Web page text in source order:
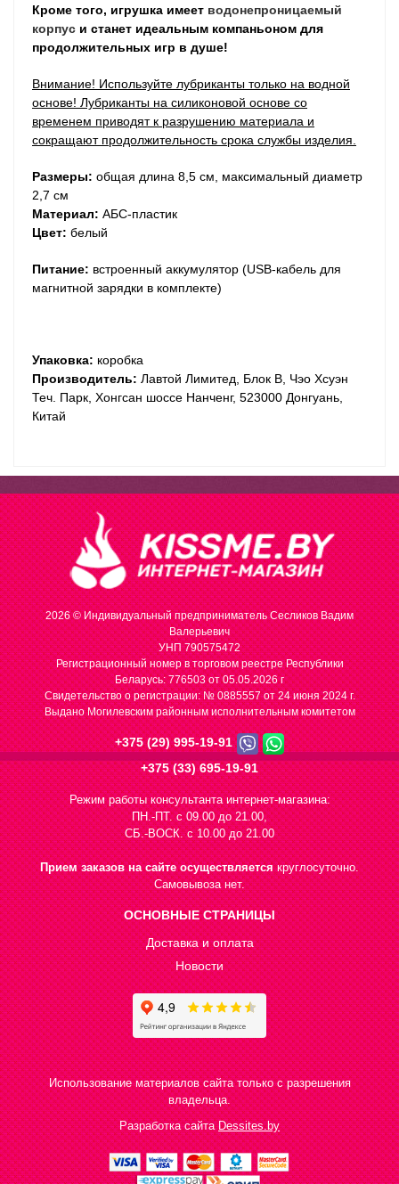
Кроме того, игрушка имеет водонепроницаемый
корпус и станет идеальным компаньоном для
продолжительных игр в душе!
Внимание! Используйте лубриканты только на водной
основе! Лубриканты на силиконовой основе со
временем приводят к разрушению материала и
сокращают продолжительность срока службы изделия.
Размеры: общая длина 8,5 см, максимальный диаметр
2,7 см
Материал: АБС-пластик
Цвет: белый
Питание: встроенный аккумулятор (USB-кабель для
магнитной зарядки в комплекте)
Упаковка: коробка
Производитель: Лавтой Лимитед, Блок B, Чэо Хсуэн
Теч. Парк, Хонгсан шоссе Нанченг, 523000 Донгуань,
Китай
2026 © Индивидуальный предприниматель Сесликов Вадим
Валерьевич
УНП 790575472
Регистрационный номер в торговом реестре Республики
Беларусь: 776503 от 05.05.2026 г
Cвидетельство о регистрации: № 0885557 от 24 июня 2024 г.
Выдано Могилевским районным исполнительным комитетом
+375 (29) 995-19-91
+375 (33) 695-19-91
Режим работы консультанта интернет-магазина:
ПН.-ПТ. с 09.00 до 21.00,
СБ.-ВОСК. с 10.00 до 21.00
Прием заказов на сайте осуществляетсякруглосуточно.
Самовывоза нет.
ОСНОВНЫЕ СТРАНИЦЫ
Доставка и оплата
Новости
Использование материалов сайта только с разрешения
владельца.
Разработка сайтаDessites.by